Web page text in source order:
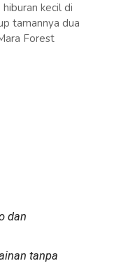
kecil di
tamannya dua
Forest
dan
tanpa